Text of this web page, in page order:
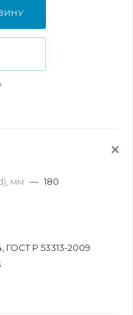
мм — 180
ГОСТ Р 53313-2009